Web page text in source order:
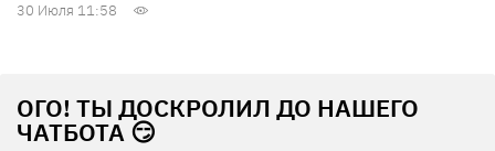
30 Июля 11:58
ОГО! ТЫ ДОСКРОЛИЛ ДО НАШЕГО
ЧАТБОТА 😏